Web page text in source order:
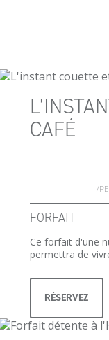
CAFÉ
/
FORFAIT
Ce forfait d'une
permettra de
RÉSERVEZ